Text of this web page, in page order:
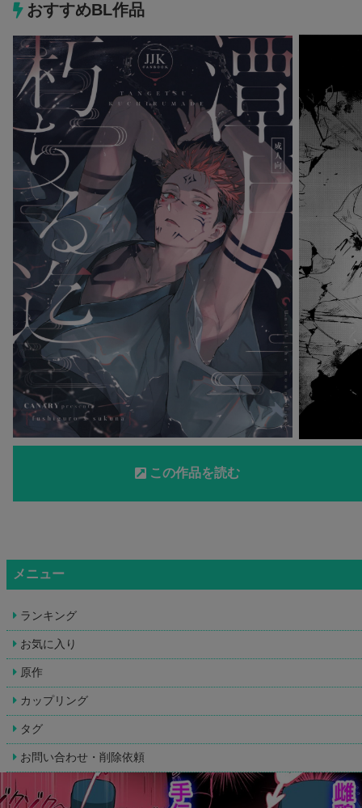
おすすめBL作品
この作品を読む
メニュー
ランキング
お気に入り
原作
カップリング
タグ
お問い合わせ・削除依頼